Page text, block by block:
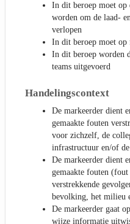
In dit beroep moet op
worden om de laad-
verlopen
In dit beroep moet
In dit beroep worden
teams uitgevoerd
Handelingscontext
De markeerder dient
gemaakte fouten
voor zichzelf, de
infrastructuur en/of
De markeerder dient
gemaakte fouten
verstrekkende
bevolking, het milieu
De markeerder gaat
wijze informatie